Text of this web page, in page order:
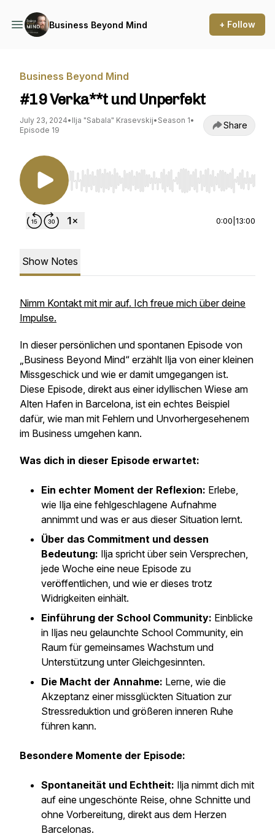
Business Beyond Mind + Follow
Business Beyond Mind
#19 Verka**t und Unperfekt
July 23, 2024• Ilja "Sabala" Krasevskij• Season 1•
Episode 19
Share
Use Left/Right to seek, Home/End to jump to
0:00 13:00
Show Notes
Nimm Kontakt mit mir auf. Ich freue mich über deine
Impulse.
In dieser persönlichen und spontanen Episode von
„Business Beyond Mind“ erzählt Ilja von einer kleinen
Missgeschick und wie er damit umgegangen ist.
Diese Episode, direkt aus einer idyllischen Wiese am
Alten Hafen in Barcelona, ist ein echtes Beispiel
dafür, wie man mit Fehlern und Unvorhergesehenem
im Business umgehen kann.
Was dich in dieser Episode erwartet:
Ein echter Moment der Reflexion: Erlebe,
wie Ilja eine fehlgeschlagene Aufnahme
annimmt und was er aus dieser Situation lernt.
Über das Commitment und dessen
Bedeutung: Ilja spricht über sein Versprechen,
jede Woche eine neue Episode zu
veröffentlichen, und wie er dieses trotz
Widrigkeiten einhält.
Einführung der School Community: Einblicke
in Iljas neu gelaunchte School Community, ein
Raum für gemeinsames Wachstum und
Unterstützung unter Gleichgesinnten.
Die Macht der Annahme: Lerne, wie die
Akzeptanz einer missglückten Situation zur
Stressreduktion und größeren inneren Ruhe
führen kann.
Besondere Momente der Episode:
Spontaneität und Echtheit: Ilja nimmt dich mit
auf eine ungeschönte Reise, ohne Schnitte und
ohne Vorbereitung, direkt aus dem Herzen
Barcelonas.